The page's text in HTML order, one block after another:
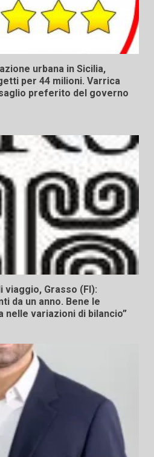
urbana in Sicilia,
per 44 milioni. Varrica
preferito del governo
viaggio, Grasso (FI):
da un anno. Bene le
variazioni di bilancio”